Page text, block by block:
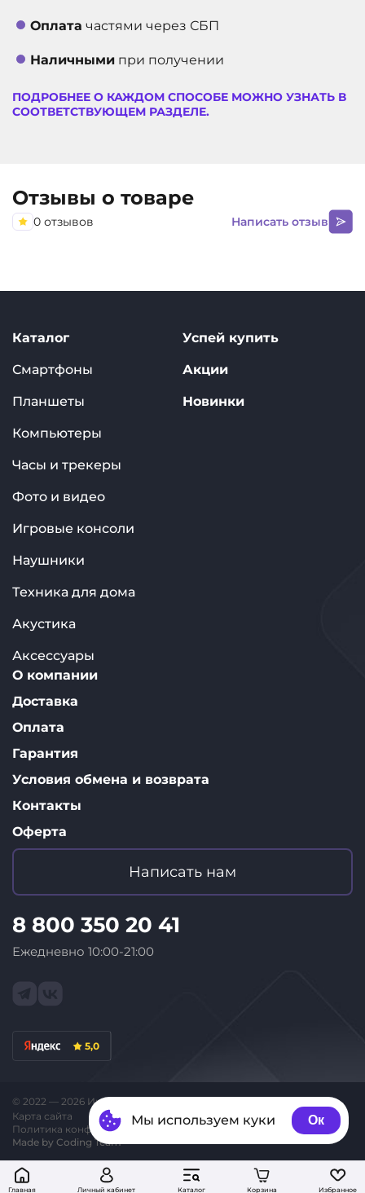
Мы используем куки Ок
Оплата частями через СБП
Наличными при получении
ПОДРОБНЕЕ О КАЖДОМ СПОСОБЕ МОЖНО УЗНАТЬ В
СООТВЕТСТВУЮЩЕМ РАЗДЕЛЕ.
Отзывы о товаре
0 отзывов Написать отзыв
Написать нам
8 800 350 20 41
Ежедневно 10:00-21:00
5,0
Каталог
Смартфоны
Планшеты
Компьютеры
Часы и трекеры
Фото и видео
Игровые консоли
Наушники
Техника для дома
Акустика
Аксессуары
Успей купить
Акции
Новинки
О компании
Доставка
Оплата
Гарантия
Условия обмена и возврата
Контакты
Оферта
© 2022 — 2026 Интернет-магазин «ID Store»
Карта сайта
Политика конфиденциальности
Made by Coding Team
Главная Личный кабинет Каталог Корзина Избранное